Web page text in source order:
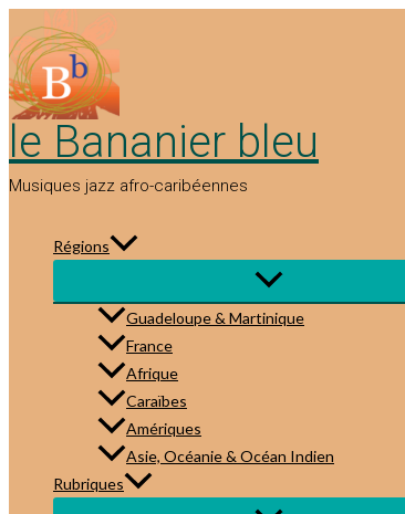
au
contenu
le Bananier bleu
Musiques jazz afro-caribéennes
Régions
Guadeloupe & Martinique
France
Afrique
Caraïbes
Amériques
Asie, Océanie & Océan Indien
Rubriques